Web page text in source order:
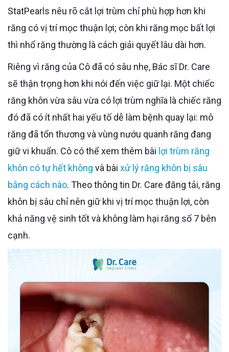
StatPearls nêu rõ cắt lợi trùm chỉ phù hợp hơn khi
răng có vị trí mọc thuận lợi; còn khi răng mọc bất lợi
thì nhổ răng thường là cách giải quyết lâu dài hơn.
Riêng vì răng của Cô đã có sâu nhẹ, Bác sĩ Dr. Care
sẽ thận trọng hơn khi nói đến việc giữ lại. Một chiếc
răng khôn vừa sâu vừa có lợi trùm nghĩa là chiếc răng
đó đã có ít nhất hai yếu tố dễ làm bệnh quay lại: mô
răng đã tổn thương và vùng nướu quanh răng đang
giữ vi khuẩn. Cô có thể xem thêm bài lợi trùm răng
khôn có tự hết không và bài xử lý răng khôn bị sâu
bằng cách nào. Theo thông tin Dr. Care đăng tải, răng
khôn bị sâu chỉ nên giữ khi vị trí mọc thuận lợi, còn
khả năng vệ sinh tốt và không làm hại răng số 7 bên
cạnh.